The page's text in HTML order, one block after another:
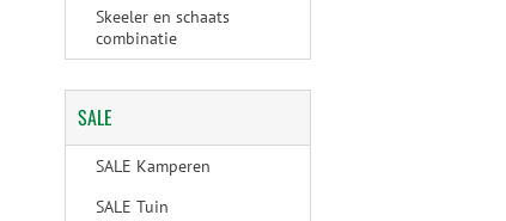
Skeeler en schaats
combinatie
SALE
SALE Kamperen
SALE Tuin